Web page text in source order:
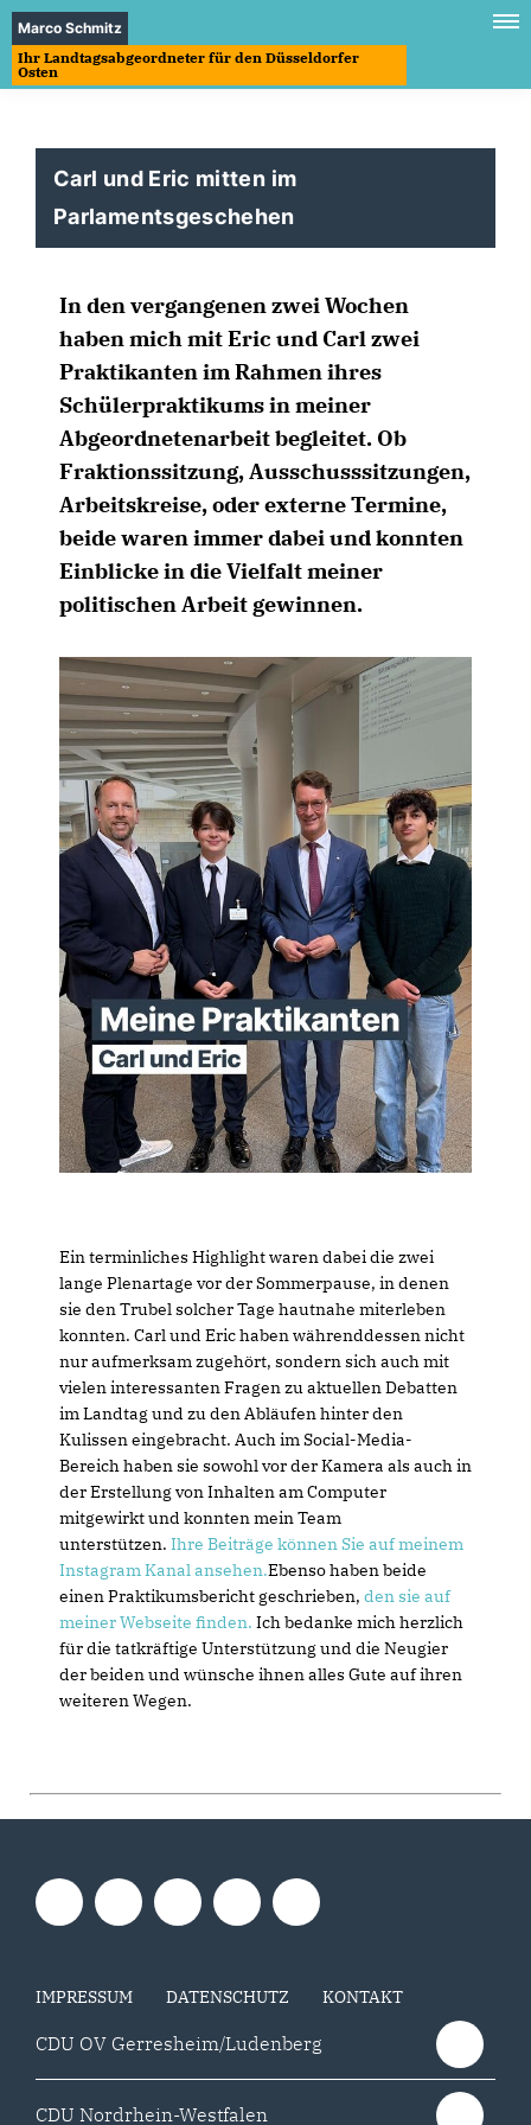
Marco Schmitz
Ihr Landtagsabgeordneter für den Düsseldorfer
Osten
Carl und Eric mitten im
Parlamentsgeschehen
In den vergangenen zwei Wochen
haben mich mit Eric und Carl zwei
Praktikanten im Rahmen ihres
Schülerpraktikums in meiner
Abgeordnetenarbeit begleitet. Ob
Fraktionssitzung, Ausschusssitzungen,
Arbeitskreise, oder externe Termine,
beide waren immer dabei und konnten
Einblicke in die Vielfalt meiner
politischen Arbeit gewinnen.
Ein terminliches Highlight waren dabei die zwei
lange Plenartage vor der Sommerpause, in denen
sie den Trubel solcher Tage hautnahe miterleben
konnten. Carl und Eric haben währenddessen nicht
nur aufmerksam zugehört, sondern sich auch mit
vielen interessanten Fragen zu aktuellen Debatten
im Landtag und zu den Abläufen hinter den
Kulissen eingebracht. Auch im Social-Media-
Bereich haben sie sowohl vor der Kamera als auch in
der Erstellung von Inhalten am Computer
mitgewirkt und konnten mein Team
unterstützen. Ihre Beiträge können Sie auf meinem
Instagram Kanal ansehen.Ebenso haben beide
einen Praktikumsbericht geschrieben, den sie auf
meiner Webseite finden. Ich bedanke mich herzlich
für die tatkräftige Unterstützung und die Neugier
der beiden und wünsche ihnen alles Gute auf ihren
weiteren Wegen.
IMPRESSUM DATENSCHUTZ KONTAKT
CDU OV Gerresheim/Ludenberg
CDU Nordrhein-Westfalen